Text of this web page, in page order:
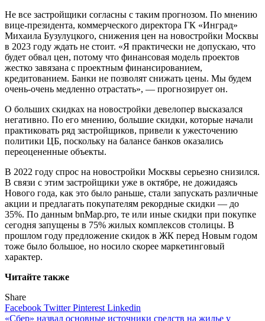
Не все застройщики согласны с таким прогнозом. По мнению
вице-президента, коммерческого директора ГК «Инград»
Михаила Бузулуцкого, снижения цен на новостройки Москвы
в 2023 году ждать не стоит. «Я практически не допускаю, что
будет обвал цен, потому что финансовая модель проектов
жестко завязана с проектным финансированием,
кредитованием. Банки не позволят снижать цены. Мы будем
очень-очень медленно отрастать», — прогнозирует он.
О больших скидках на новостройки девелопер высказался
негативно. По его мнению, большие скидки, которые начали
практиковать ряд застройщиков, привели к ужесточению
политики ЦБ, поскольку на балансе банков оказались
переоцененные объекты.
В 2022 году спрос на новостройки Москвы серьезно снизился.
В связи с этим застройщики уже в октябре, не дожидаясь
Нового года, как это было раньше, стали запускать различные
акции и предлагать покупателям рекордные скидки — до
35%. По данным bnMap.pro, те или иные скидки при покупке
сегодня запущены в 75% жилых комплексов столицы. В
прошлом году предложение скидок в ЖК перед Новым годом
тоже было большое, но носило скорее маркетинговый
характер.
Читайте также
Share
Facebook TwitterPinterest Linkedin
«Сбер» назвал основные источники средств на жилье у